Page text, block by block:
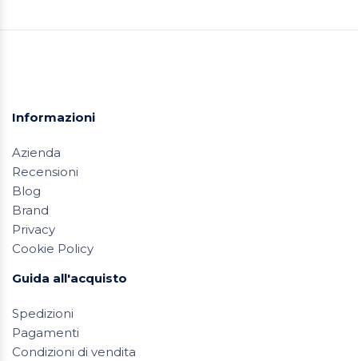
Informazioni
Azienda
Recensioni
Blog
Brand
Privacy
Cookie Policy
Guida all'acquisto
Spedizioni
Pagamenti
Condizioni di vendita